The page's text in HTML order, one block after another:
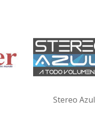
Stereo Azul